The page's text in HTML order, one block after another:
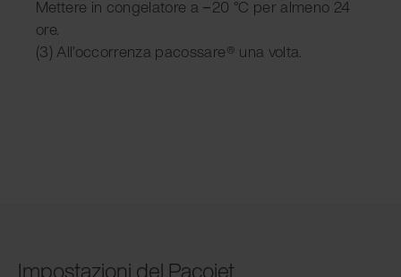
Mettere in congelatore a −20 °C per almeno 24
ore.
(3) All’occorrenza pacossare® una volta.
Impostazioni del Pacojet